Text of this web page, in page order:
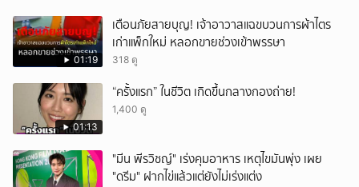
01:19
เตือนภัยสายบุญ! เจ้าอาวาสแฉขบวนการผ้าไตร
เก่าแพ็กใหม่ หลอกขายช่วงเข้าพรรษา
318 ดู
01:13
“ครั้งแรก” ในชีวิต เกิดขึ้นกลางกองถ่าย!
1,400 ดู
"มีน พีรวิชญ์" เร่งคุมอาหาร เหตุไขมันพุ่ง เผย
"ดรีม" ฝากไข่แล้วแต่ยังไม่เร่งแต่ง